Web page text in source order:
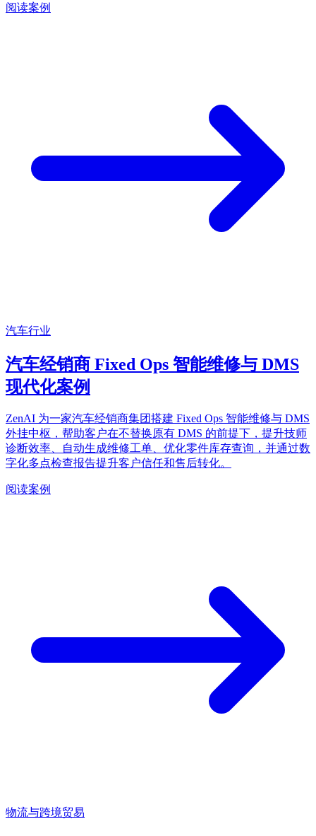
阅读案例
汽车行业
汽车经销商 Fixed Ops 智能维修与 DMS
现代化案例
ZenAI 为一家汽车经销商集团搭建 Fixed Ops 智能维修与 DMS
外挂中枢，帮助客户在不替换原有 DMS 的前提下，提升技师
诊断效率、自动生成维修工单、优化零件库存查询，并通过数
字化多点检查报告提升客户信任和售后转化。
阅读案例
物流与跨境贸易